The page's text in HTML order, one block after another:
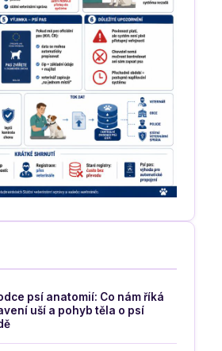
psí anatomií: Co nám říká
uší a pohyb těla o psí